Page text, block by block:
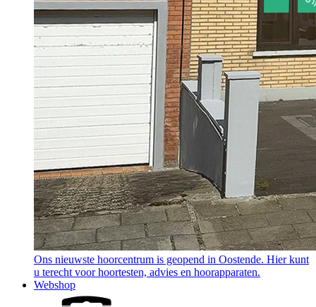
Ons nieuwste hoorcentrum is geopend in Oostende. Hier kunt
u terecht voor hoortesten, advies en hoorapparaten.
Webshop